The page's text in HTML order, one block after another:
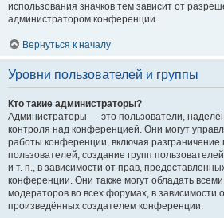
использования значков тем зависит от
администратором конференции.
Вернуться к началу
Уровни пользователей и группы
Кто такие администраторы?
Администраторы — это пользователи,
контроля над конференцией. Они могут
работы конференции, включая разграничение
пользователей, создание групп
и т. п., в зависимости от прав,
конференции. Они также могут обладать
модераторов во всех форумах, в зависимости
произведённых создателем конференции.